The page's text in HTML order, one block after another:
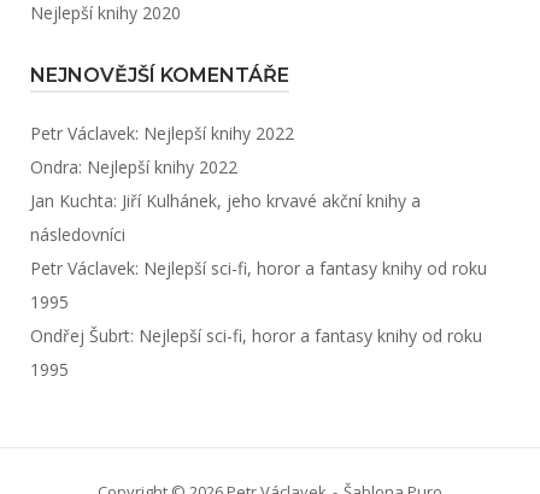
Nejlepší knihy 2020
NEJNOVĚJŠÍ KOMENTÁŘE
Petr Václavek: Nejlepší knihy 2022
Ondra: Nejlepší knihy 2022
Jan Kuchta: Jiří Kulhánek, jeho krvavé akční knihy a
následovníci
Petr Václavek: Nejlepší sci-fi, horor a fantasy knihy od roku
1995
Ondřej Šubrt: Nejlepší sci-fi, horor a fantasy knihy od roku
1995